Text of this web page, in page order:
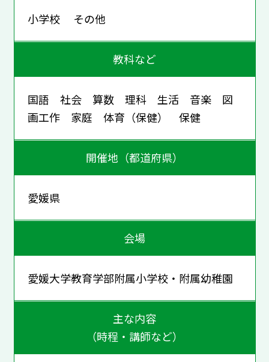
小学校 その他
教科など
国語 社会 算数 理科 生活 音楽 図
画工作 家庭 体育（保健） 保健
開催地（都道府県）
愛媛県
会場
愛媛大学教育学部附属小学校・附属幼稚園
主な内容
（時程・講師など）